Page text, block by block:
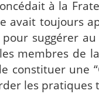
à la
avait toujours
suggérer
membres de
constituer une
les pratiques